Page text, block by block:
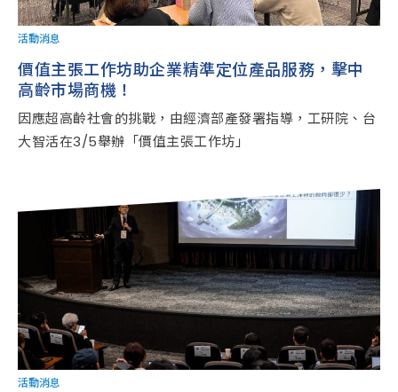
活動消息
價值主張工作坊助企業精準定位產品服務，擊中
高齡市場商機！
因應超高齡社會的挑戰，由經濟部產發署指導，工研院、台
大智活在3/5舉辦「價值主張工作坊」
活動消息